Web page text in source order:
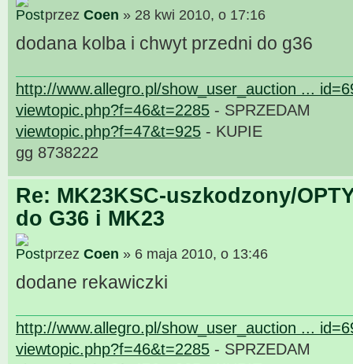
przez Coen » 28 kwi 2010, o 17:16
dodana kolba i chwyt przedni do g36
http://www.allegro.pl/show_user_auction ...
viewtopic.php?f=46&t=2285 - SPRZEDAM
viewtopic.php?f=47&t=925 - KUPIE
gg 8738222
Re: MK23KSC-uszkodzony/
do G36 i MK23
przez Coen » 6 maja 2010, o 13:46
dodane rekawiczki
http://www.allegro.pl/show_user_auction ...
viewtopic.php?f=46&t=2285 - SPRZEDAM